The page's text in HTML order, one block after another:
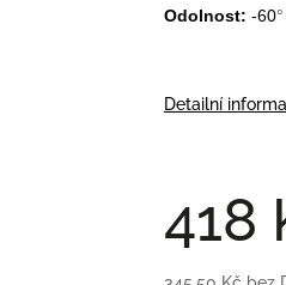
418
Odolnost: -60
Detailní